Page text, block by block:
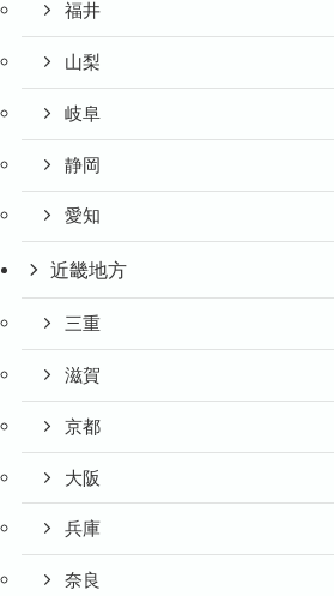
福井
山梨
岐阜
静岡
愛知
近畿地方
三重
滋賀
京都
大阪
兵庫
奈良